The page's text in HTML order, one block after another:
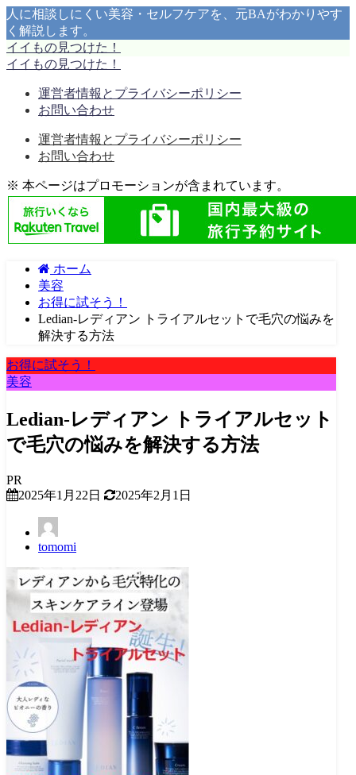
人に相談しにくい美容・セルフケアを、元BAがわかりやす
く解説します。
イイもの見つけた！
イイもの見つけた！
運営者情報とプライバシーポリシー
お問い合わせ
運営者情報とプライバシーポリシー
お問い合わせ
※ 本ページはプロモーションが含まれています。
ホーム
美容
お得に試そう！
Ledian-レディアン トライアルセットで毛穴の悩みを
解決する方法
お得に試そう！
美容
Ledian-レディアン トライアルセット
で毛穴の悩みを解決する方法
PR
2025年1月22日
2025年2月1日
tomomi